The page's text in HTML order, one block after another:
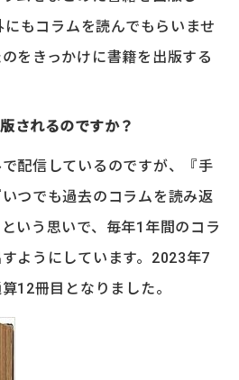
もコラムを読んでもらいませ
をきっかけに書籍を出版する
されるのですか？
配信しているのですが、『手
つでも過去のコラムを読み返
いう思いで、毎年1年間のコラ
ようにしています。2023年7
12冊目となりました。